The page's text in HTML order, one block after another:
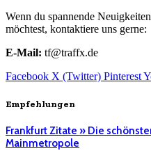
Wenn du spannende
möchtest, kontaktiere uns gerne:
E-Mail: tf@traffx.de
Facebook X (Twitter) Pinterest
Empfehlungen
Frankfurt Zitate » Die
Mainmetropole